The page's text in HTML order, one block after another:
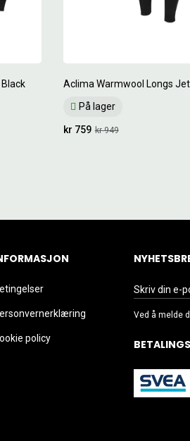
Aclima Warmwool Longs
På lager
kr 949
kr 759
policy
Ved å melde